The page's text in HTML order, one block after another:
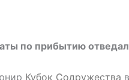
по прибытию
Кубок Содружества